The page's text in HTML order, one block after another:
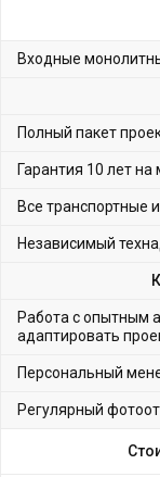
Входные
Полный пакет
Гарантия 10 лет
Все транспортные
Независимый
Работа с опытным
адаптировать
Персональный
Регулярный